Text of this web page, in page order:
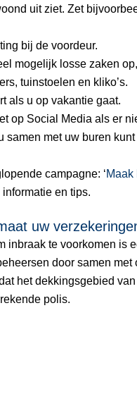
uit ziet. Zet
bij de voordeur.
mogelijk losse zaken
tuinstoelen en kliko’s.
als u op vakantie gaat.
op Social Media als er
samen met uw buren
campagne: ‘Maak
en tips.
uw
inbraak te voorkomen is
door samen
het dekkingsgebied
polis.